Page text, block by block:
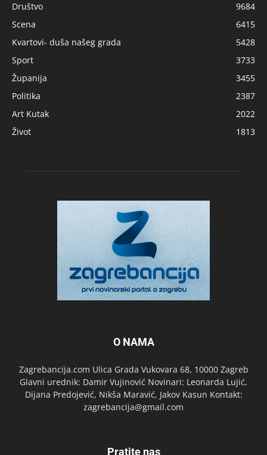
Društvo
9684
Scena
6415
Kvartovi- duša našeg grada
5428
Sport
3733
Županija
3455
Politika
2387
Art Kutak
2022
Život
1813
O NAMA
Zagrebancija.com Ulica Grada Vukovara 68, 10000 Zagreb
Glavni urednik: Damir Vujinović Novinari: Leonarda Lujić,
Dijana Predojević, Nikša Maravić, Jakov Kasun Kontakt:
zagrebancija@gmail.com
Pratite nas